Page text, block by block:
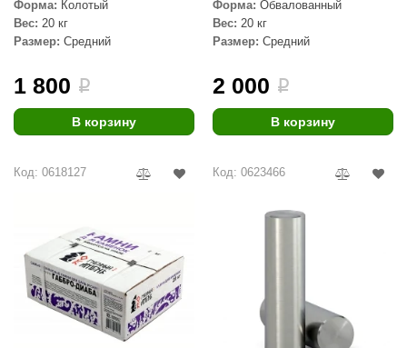
Форма: Колотый
Вес: 20 кг
Размер: Средний
1 800 i
В корзину
Форма: Обвалованный
Вес: 20 кг
Размер: Средний
2 000 i
В корзину
Код: 0618127 Код: 0623466